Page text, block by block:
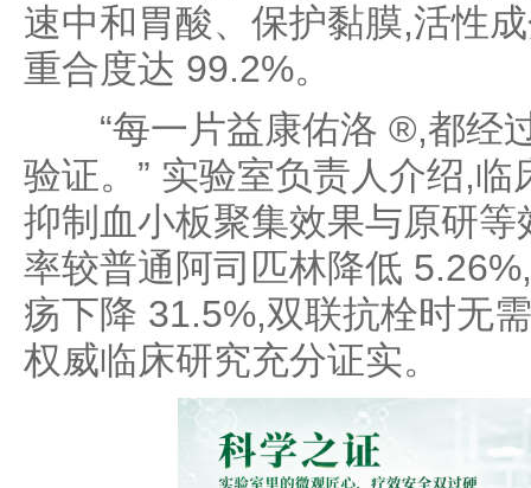
速中和胃酸、保护黏膜,活性
重合度达 99.2%。
“每一片益康佑洛 ®,都经
验证。” 实验室负责人介绍,
抑制血小板聚集效果与原研
率较普通阿司匹林降低
疡下降 31.5%,双联抗栓时无
权威临床研究充分证实。